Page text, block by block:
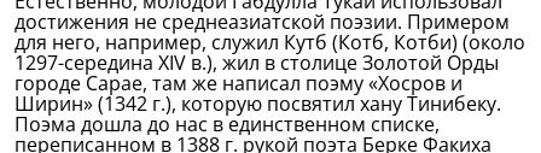
достижения не среднеазиатской поэзии. Примером
для него, например, служил Кутб (Котб, Котби) (около
1297-середина XIV в.), жил в столице Золотой Орды
городе Сарае, там же написал поэму «Хосров и
Ширин» (1342 г.), которую посвятил хану Тинибеку.
Поэма дошла до нас в единственном списке,
переписанном в 1388 г. рукой поэта Берке Факиха